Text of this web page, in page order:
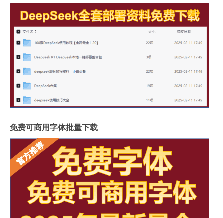
免费可商用字体批量下载